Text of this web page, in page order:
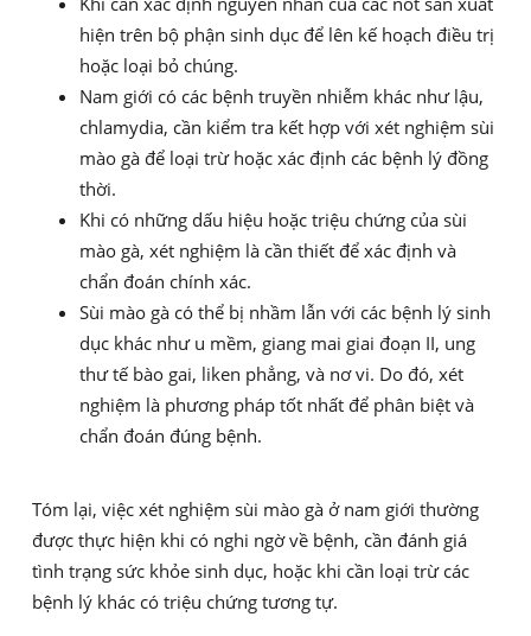
hiện trên bộ phận sinh dục để lên kế hoạch điều trị
hoặc loại bỏ chúng.
Nam giới có các bệnh truyền nhiễm khác như lậu,
chlamydia, cần kiểm tra kết hợp với xét nghiệm sùi
mào gà để loại trừ hoặc xác định các bệnh lý đồng
thời.
Khi có những dấu hiệu hoặc triệu chứng của sùi
mào gà, xét nghiệm là cần thiết để xác định và
chẩn đoán chính xác.
Sùi mào gà có thể bị nhầm lẫn với các bệnh lý sinh
dục khác như u mềm, giang mai giai đoạn II, ung
thư tế bào gai, liken phẳng, và nơ vi. Do đó, xét
nghiệm là phương pháp tốt nhất để phân biệt và
chẩn đoán đúng bệnh.
Tóm lại, việc xét nghiệm sùi mào gà ở nam giới thường
được thực hiện khi có nghi ngờ về bệnh, cần đánh giá
tình trạng sức khỏe sinh dục, hoặc khi cần loại trừ các
bệnh lý khác có triệu chứng tương tự.